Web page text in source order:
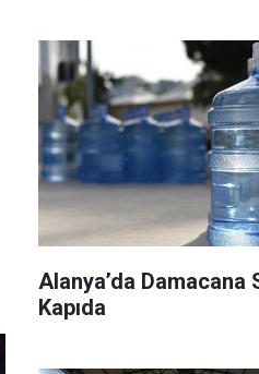
Alanya’da Damacana
Kapıda